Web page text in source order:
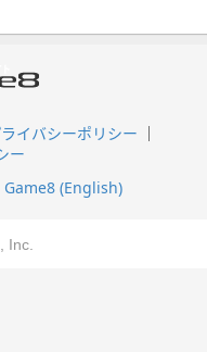
イバシーポリシー
ー
Game8 (English)
Inc.